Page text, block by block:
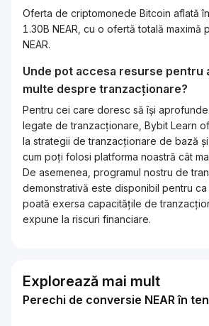
Oferta de criptomonede Bitcoin aflată
1.30B NEAR, cu o ofertă totală maximă
NEAR.
Unde pot accesa resurse pentru
multe despre tranzacționare?
Pentru cei care doresc să își
legate de tranzacționare, Bybit Learn
la strategii de tranzacționare de bază
cum poți folosi platforma noastră cât
De asemenea, programul nostru de
demonstrativă este disponibil pentru
poată exersa capacitățile de
expune la riscuri financiare.
Explorează mai mult
Perechi de conversie NEAR în